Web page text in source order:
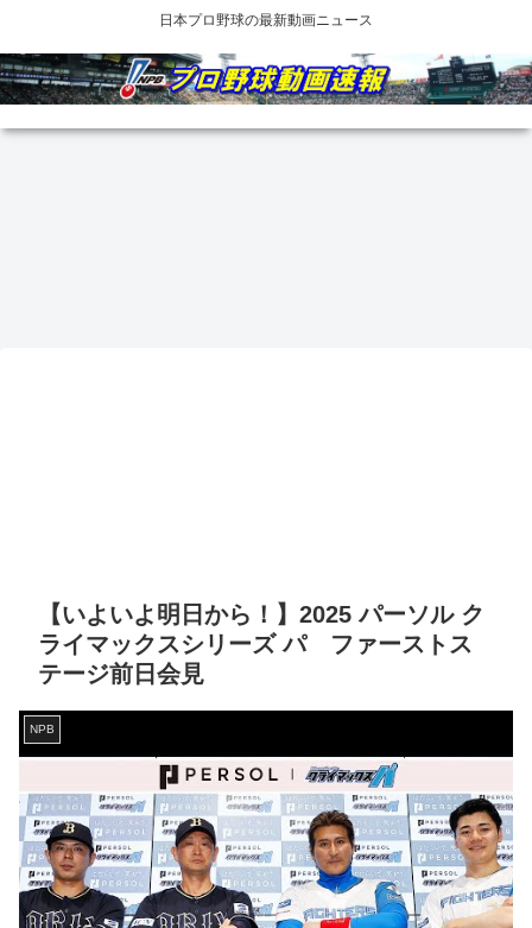
日本プロ野球の最新動画ニュース
【いよいよ明日から！】2025 パーソル ク
ライマックスシリーズ パ ファーストス
テージ前日会見
NPB